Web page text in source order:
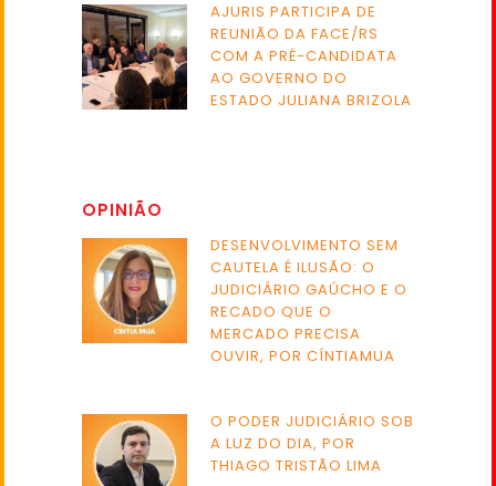
AJURIS PARTICIPA DE
REUNIÃO DA FACE/RS
COM A PRÉ-CANDIDATA
AO GOVERNO DO
ESTADO JULIANA BRIZOLA
OPINIÃO
DESENVOLVIMENTO SEM
CAUTELA É ILUSÃO: O
JUDICIÁRIO GAÚCHO E O
RECADO QUE O
MERCADO PRECISA
OUVIR, POR CÍNTIAMUA
O PODER JUDICIÁRIO SOB
A LUZ DO DIA, POR
THIAGO TRISTÃO LIMA